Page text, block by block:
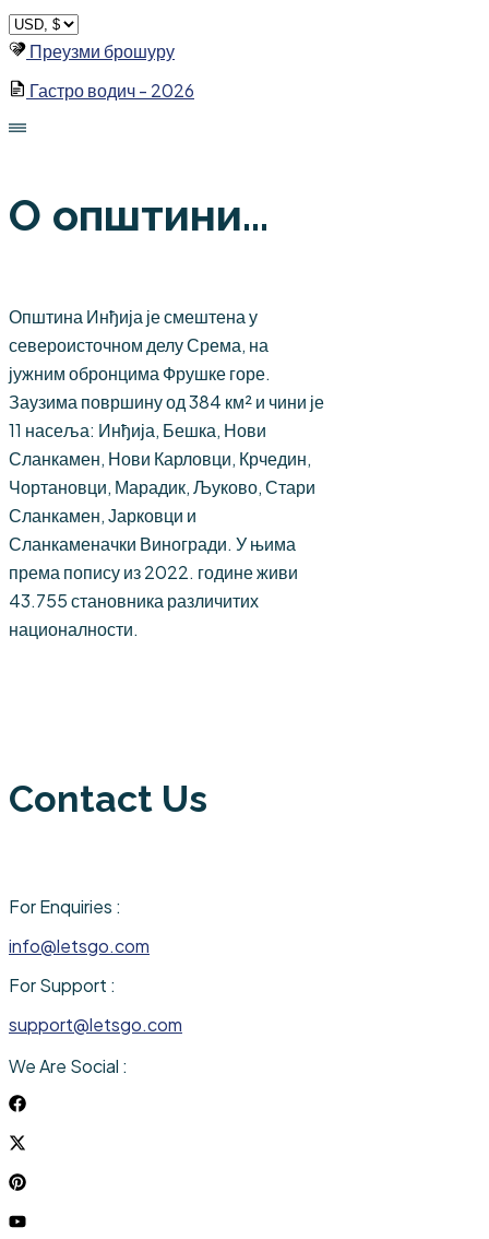
Skip
to
content
Преузми брошуру
Гастро водич - 2026
О општини...
Општина Инђија је смештена у
североисточном делу Срема, на
јужним обронцима Фрушке горе.
Заузима површину од 384 км² и чини је
11 насеља: Инђија, Бешка, Нови
Сланкамен, Нови Карловци, Крчедин,
Чортановци, Марадик, Љуково, Стари
Сланкамен, Јарковци и
Сланкаменачки Виногради. У њима
према попису из 2022. године живи
43.755 становника различитих
националности.
Contact Us
For Enquiries :
info@letsgo.com
For Support :
support@letsgo.com
We Are Social :